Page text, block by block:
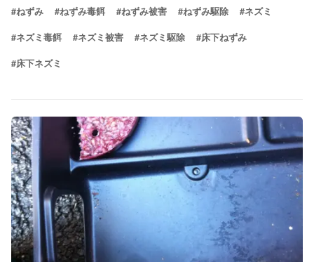
#ねずみ #ねずみ毒餌 #ねずみ被害 #ねずみ駆除 #ネズミ
#ネズミ毒餌 #ネズミ被害 #ネズミ駆除 #床下ねずみ
#床下ネズミ